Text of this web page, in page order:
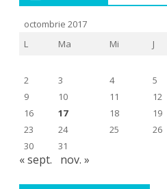
octombrie 2017
L
Ma Mi J
2
3 4 5
9
10 11 12
16
17 18 19
23
24 25 26
30
31
« sept. nov. »